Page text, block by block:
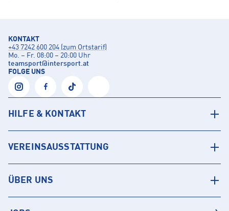
KONTAKT
+43 7242 600 204 (zum Ortstarif)
Mo. – Fr. 08:00 – 20:00 Uhr
teamsport@intersport.at
FOLGE UNS
HILFE & KONTAKT
VEREINSAUSSTATTUNG
ÜBER UNS